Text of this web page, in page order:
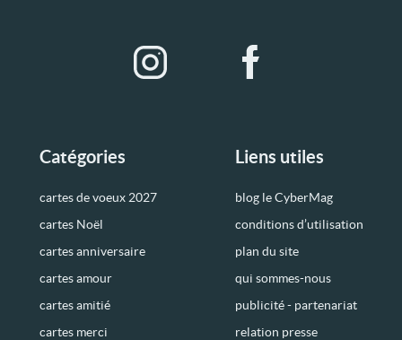
Catégories
cartes de voeux 2027
cartes Noël
cartes anniversaire
cartes amour
cartes amitié
cartes merci
Liens utiles
blog le CyberMag
conditions d’utilisation
plan du site
qui sommes-nous
publicité - partenariat
relation presse